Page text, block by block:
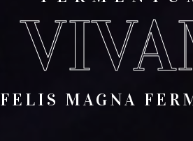
FELIS MAGNA